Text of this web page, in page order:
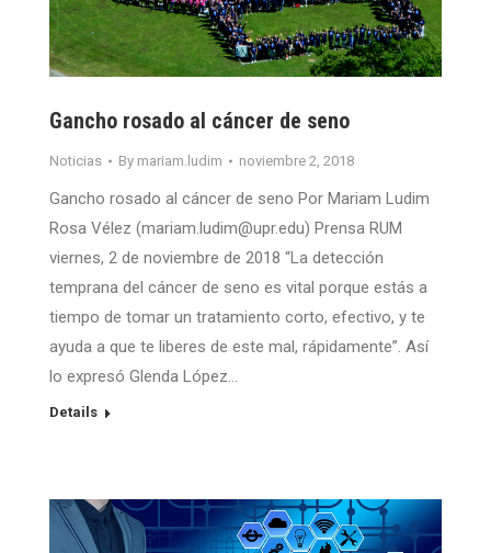
Gancho rosado al cáncer de seno
Noticias By mariam.ludim noviembre 2, 2018
Gancho rosado al cáncer de seno Por Mariam Ludim
Rosa Vélez (mariam.ludim@upr.edu) Prensa RUM
viernes, 2 de noviembre de 2018 “La detección
temprana del cáncer de seno es vital porque estás a
tiempo de tomar un tratamiento corto, efectivo, y te
ayuda a que te liberes de este mal, rápidamente”. Así
lo expresó Glenda López…
Details